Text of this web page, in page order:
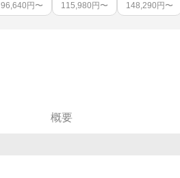
96,640 円〜 115,980 円〜 148,290 円〜
概要